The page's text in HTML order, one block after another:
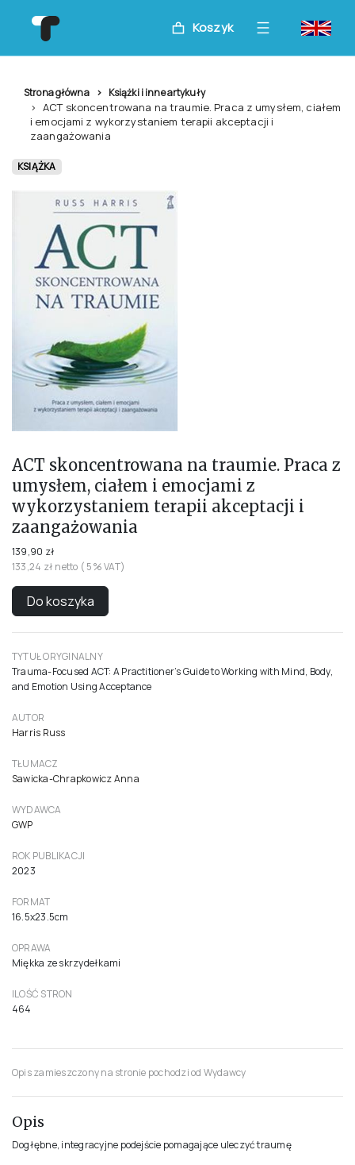
Koszyk
Strona główna Książki i inne artykuły
ACT skoncentrowana na traumie. Praca z umysłem, ciałem
i emocjami z wykorzystaniem terapii akceptacji i
zaangażowania
KSIĄŻKA
ACT skoncentrowana na traumie. Praca z
umysłem, ciałem i emocjami z
wykorzystaniem terapii akceptacji i
zaangażowania
139,90 zł
133,24 zł netto ( 5% VAT)
Do koszyka
TYTUŁ ORYGINALNY
Trauma-Focused ACT: A Practitioner’s Guide to Working with Mind, Body,
and Emotion Using Acceptance
AUTOR
Harris Russ
TŁUMACZ
Sawicka-Chrapkowicz Anna
WYDAWCA
GWP
ROK PUBLIKACJI
2023
FORMAT
16.5x23.5cm
OPRAWA
Miękka ze skrzydełkami
ILOŚĆ STRON
464
Opis zamieszczony na stronie pochodzi od Wydawcy
Opis
Dogłębne, integracyjne podejście pomagające uleczyć traumę